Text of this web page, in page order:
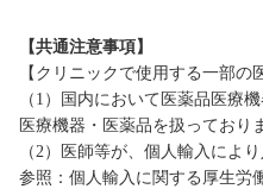
【共通注意事項】
【クリニックで使用する一部の
（1）国内において医薬品医療
医療機器・医薬品を扱っており
（2）医師等が、個人輸入によ
参照：個人輸入に関する厚生労